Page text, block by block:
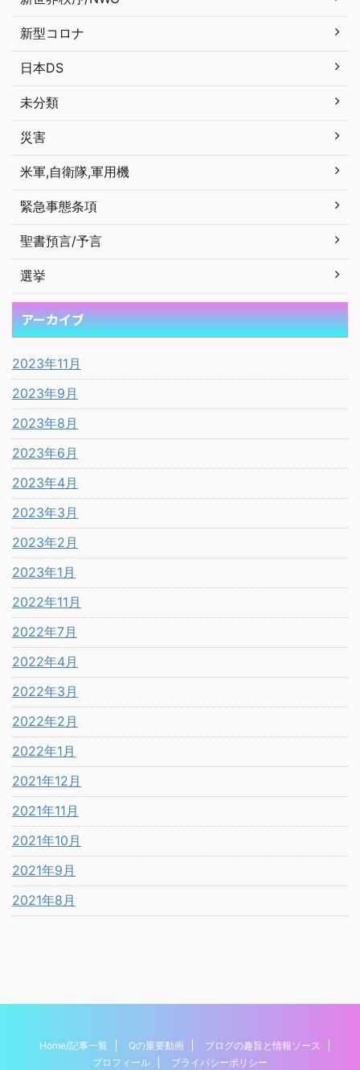
新型コロナ
日本DS
未分類
災害
米軍,自衛隊,軍用機
緊急事態条項
聖書預言/予言
選挙
アーカイブ
2023年11月
2023年9月
2023年8月
2023年6月
2023年4月
2023年3月
2023年2月
2023年1月
2022年11月
2022年7月
2022年4月
2022年3月
2022年2月
2022年1月
2021年12月
2021年11月
2021年10月
2021年9月
2021年8月
Home/記事一覧 Qの重要動画
ブログの趣旨と情報ソース
プロフィール
プライバシーポリシー